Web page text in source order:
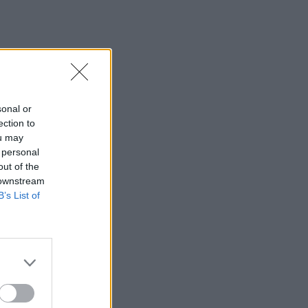
or
to
may
of the
List of
Άμεση κι αποτελεσματική επέμβαση
της πυροσβεστικής για φωτιά στα Νέα
Ρούματα